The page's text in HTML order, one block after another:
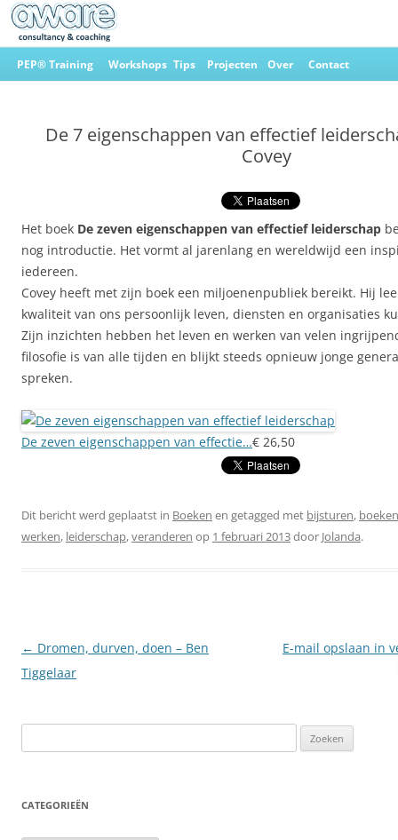
Ga
naar
PEP® Training Workshops Tips Projecten Over Contact
De 7 eigenschappen van effectief
Covey
Het boek De zeven eigenschappen van effectief leiderschap
nog introductie. Het vormt al jarenlang en wereldwijd een
iedereen.
Covey heeft met zijn boek een miljoenenpubliek bereikt. Hij
kwaliteit van ons persoonlijk leven, diensten en organisaties
Zijn inzichten hebben het leven en werken van velen
filosofie is van alle tijden en blijkt steeds opnieuw jonge
spreken.
De zeven eigenschappen van effectie…€ 26,50
Dit bericht werd geplaatst in Boeken en getagged met bijsturen,
werken, leiderschap,veranderen op 1 februari 2013door Jolanda.
Berichtnavigatie
← Dromen, durven, doen – Ben
Tiggelaar
E-mail opslaan in
naar:
CATEGORIEËN